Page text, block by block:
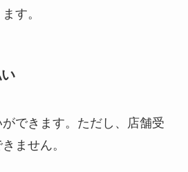
す。
できます。ただし、店舗受
ません。